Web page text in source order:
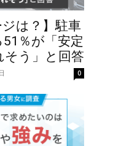
ジは？】駐車
％が「安定
そう」と回答
0